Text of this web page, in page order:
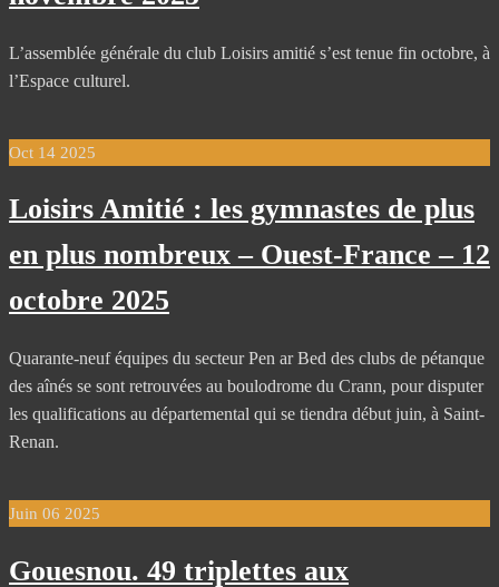
L’assemblée générale du club Loisirs amitié s’est tenue fin octobre, à
l’Espace culturel.
Oct 14 2025
Loisirs Amitié : les gymnastes de plus
en plus nombreux – Ouest-France – 12
octobre 2025
Quarante-neuf équipes du secteur Pen ar Bed des clubs de pétanque
des aînés se sont retrouvées au boulodrome du Crann, pour disputer
les qualifications au départemental qui se tiendra début juin, à Saint-
Renan.
Juin 06 2025
Gouesnou. 49 triplettes aux